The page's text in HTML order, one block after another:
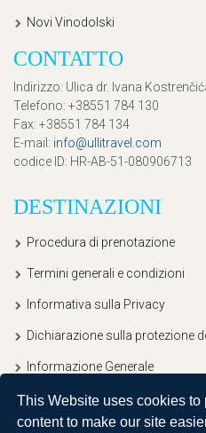
This Website uses cookies to
content to make our site
Novi Vinodolski
CONTATTO
Indirizzo: Ulica dr. Ivana
Telefono: +38551 784 130
Fax: +38551 784 134
E-mail : info@ullitravel.com
codice ID: HR-AB-51-080906713
DESTINAZIONI
Procedura di prenotazione
Termini generali e condizioni
Informativa sulla Privacy
Dichiarazione sulla protezione
Informazione Generale